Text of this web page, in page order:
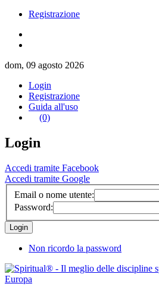
Registrazione
dom, 09 agosto 2026
Login
Registrazione
Guida all'uso
(0)
Login
Accedi tramite Facebook
Accedi tramite Google
Email o nome utente:
Password:
Non ricordo la password